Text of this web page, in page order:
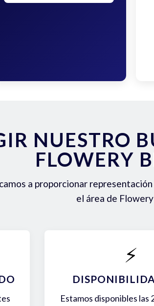
NUESTRO
FLOWERY
a proporcionar
el área de
⚡
Estamos disponibles las